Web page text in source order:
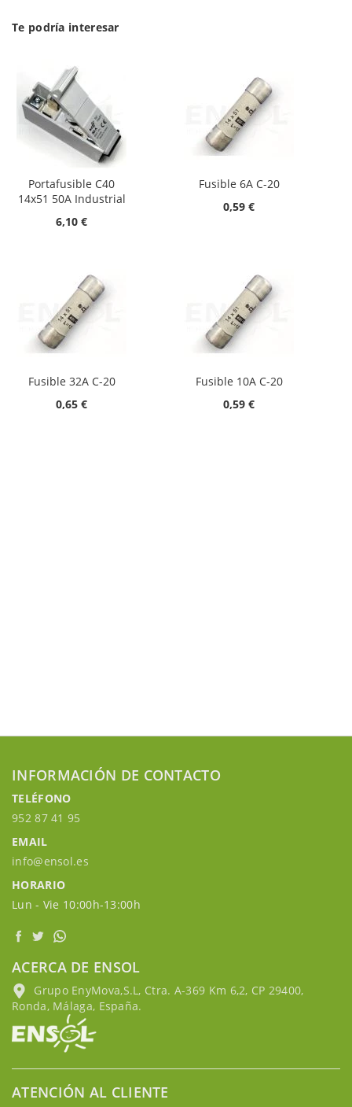
Te podría interesar
Portafusible C40
14x51 50A Industrial
6,10 €
Fusible 6A C-20
0,59 €
Fusible 32A C-20
0,65 €
Fusible 10A C-20
0,59 €
INFORMACIÓN DE CONTACTO
TELÉFONO
952 87 41 95
EMAIL
info@ensol.es
HORARIO
Lun - Vie 10:00h-13:00h
ACERCA DE ENSOL
Grupo EnyMova,S.L, Ctra. A-369 Km 6,2, CP 29400,
Ronda, Málaga, España.
ATENCIÓN AL CLIENTE